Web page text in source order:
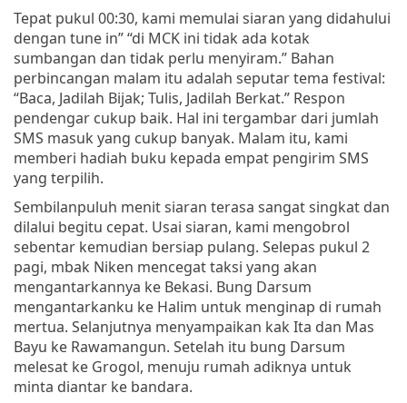
Tepat pukul 00:30, kami memulai siaran yang didahului
dengan tune in” “di MCK ini tidak ada kotak
sumbangan dan tidak perlu menyiram.” Bahan
perbincangan malam itu adalah seputar tema festival:
“Baca, Jadilah Bijak; Tulis, Jadilah Berkat.” Respon
pendengar cukup baik. Hal ini tergambar dari jumlah
SMS masuk yang cukup banyak. Malam itu, kami
memberi hadiah buku kepada empat pengirim SMS
yang terpilih.
Sembilanpuluh menit siaran terasa sangat singkat dan
dilalui begitu cepat. Usai siaran, kami mengobrol
sebentar kemudian bersiap pulang. Selepas pukul 2
pagi, mbak Niken mencegat taksi yang akan
mengantarkannya ke Bekasi. Bung Darsum
mengantarkanku ke Halim untuk menginap di rumah
mertua. Selanjutnya menyampaikan kak Ita dan Mas
Bayu ke Rawamangun. Setelah itu bung Darsum
melesat ke Grogol, menuju rumah adiknya untuk
minta diantar ke bandara.